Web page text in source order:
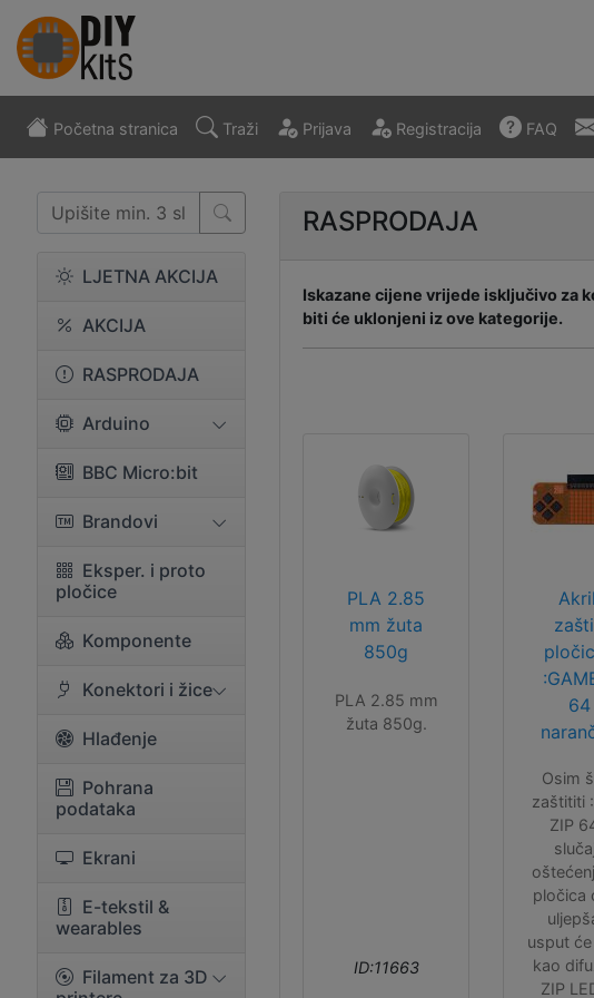
Početna stranica Traži Prijava Registracija FAQ
LJETNA AKCIJA
AKCIJA
RASPRODAJA
Arduino
BBC Micro:bit
Brandovi
Eksper. i proto
pločice
Komponente
Konektori i žice
Hlađenje
Pohrana
podataka
Ekrani
E-tekstil &
wearables
Filament za 3D
RASPRODAJA
Iskazane cijene vrijede isključivo za
biti će uklonjeni iz ove kategorije.
PLA 2.85
mm žuta
850g
PLA 2.85 mm
žuta 850g.
ID:11663
64
Osim
zaštititi
ZIP
pločica
usput
kao
ZIP